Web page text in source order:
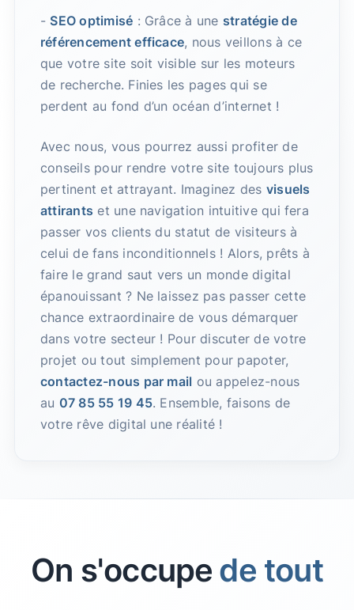
- SEO optimisé : Grâce à une stratégie de
référencement efficace, nous veillons à ce
que votre site soit visible sur les moteurs
de recherche. Finies les pages qui se
perdent au fond d’un océan d’internet !
Avec nous, vous pourrez aussi profiter de
conseils pour rendre votre site toujours plus
pertinent et attrayant. Imaginez des visuels
attirants et une navigation intuitive qui fera
passer vos clients du statut de visiteurs à
celui de fans inconditionnels ! Alors, prêts à
faire le grand saut vers un monde digital
épanouissant ? Ne laissez pas passer cette
chance extraordinaire de vous démarquer
dans votre secteur ! Pour discuter de votre
projet ou tout simplement pour papoter,
contactez-nous par mail ou appelez-nous
au 07 85 55 19 45. Ensemble, faisons de
votre rêve digital une réalité !
On s'occupe de tout